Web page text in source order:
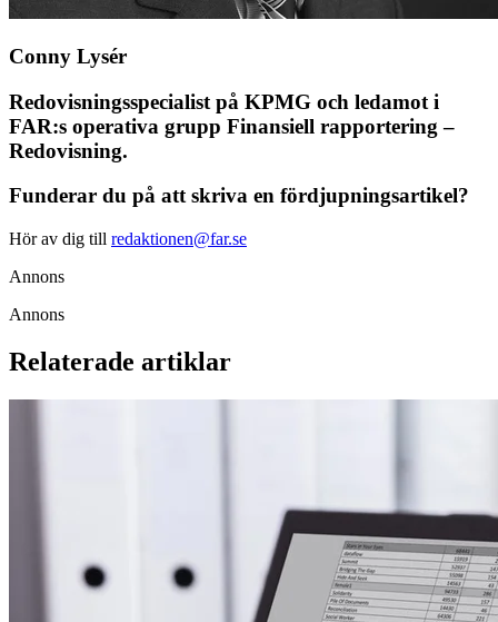
Conny Lysér
Redovisningsspecialist på KPMG och ledamot i
FAR:s operativa grupp Finansiell rapportering –
Redovisning.
Funderar du på att skriva en fördjupningsartikel?
Hör av dig till redaktionen@far.se
Annons
Annons
Relaterade artiklar